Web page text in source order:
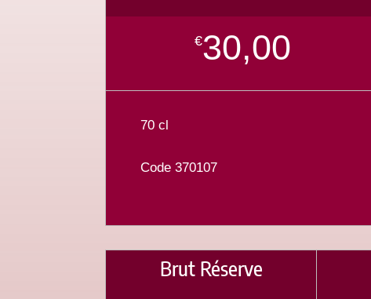
€30,00
70 cl
Code 370107
Brut Réserve